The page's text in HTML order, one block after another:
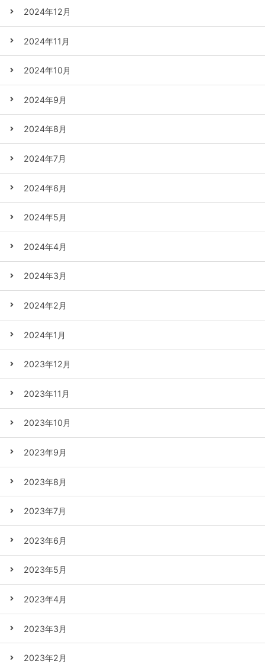
2024年12月
2024年11月
2024年10月
2024年9月
2024年8月
2024年7月
2024年6月
2024年5月
2024年4月
2024年3月
2024年2月
2024年1月
2023年12月
2023年11月
2023年10月
2023年9月
2023年8月
2023年7月
2023年6月
2023年5月
2023年4月
2023年3月
2023年2月